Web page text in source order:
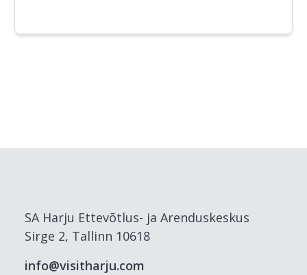
SA Harju Ettevõtlus- ja Arenduskeskus
Sirge 2, Tallinn 10618
info@visitharju.com